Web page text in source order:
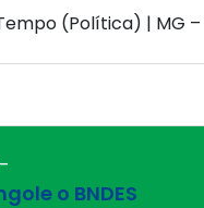
(Política) | MG
–
o BNDES